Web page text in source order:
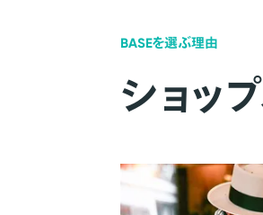
BASEを選ぶ理由
ショッ